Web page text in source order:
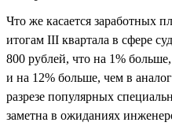
Что же касается заработных
итогам III квартала в сфере
800 рублей, что на 1%
и на 12% больше, чем в
разрезе популярных
заметна в ожиданиях